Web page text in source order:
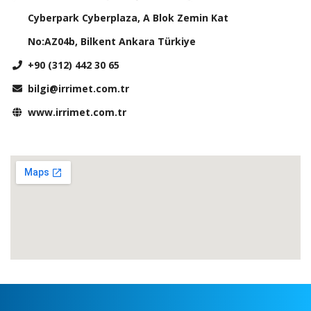
Cyberpark Cyberplaza, A Blok Zemin Kat
No:AZ04b, Bilkent Ankara Türkiye
+90 (312) 442 30 65
bilgi@irrimet.com.tr
www.irrimet.com.tr